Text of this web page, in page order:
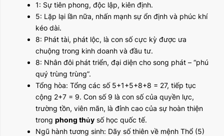
1: Sự tiên phong, độc lập, kiên định.
5: Lặp lại lần nữa, nhấn mạnh sự ổn định và phúc khí
kéo dài.
8: Phát tài, phát lộc, là con số cực kỳ được ưa
chuộng trong kinh doanh và đầu tư.
8: Nhân đôi phát triển, đại diện cho song phát – “phú
quý trùng trùng”.
Tổng hòa: Tổng các số 5+1+5+8+8 = 27, tiếp tục
cộng 2+7 = 9. Con số 9 là con số của quyền lực,
trường tồn, viên mãn, là đỉnh cao của sự hoàn thiện
trong phong thủy số học quốc tế.
Ngũ hành tương sinh: Dãy số thiên về mệnh Thổ (5)